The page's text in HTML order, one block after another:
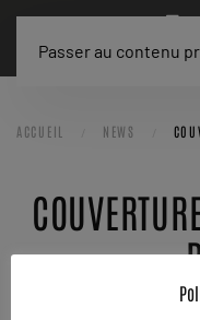
Passer au contenu
ACCUEIL NEWS
05/